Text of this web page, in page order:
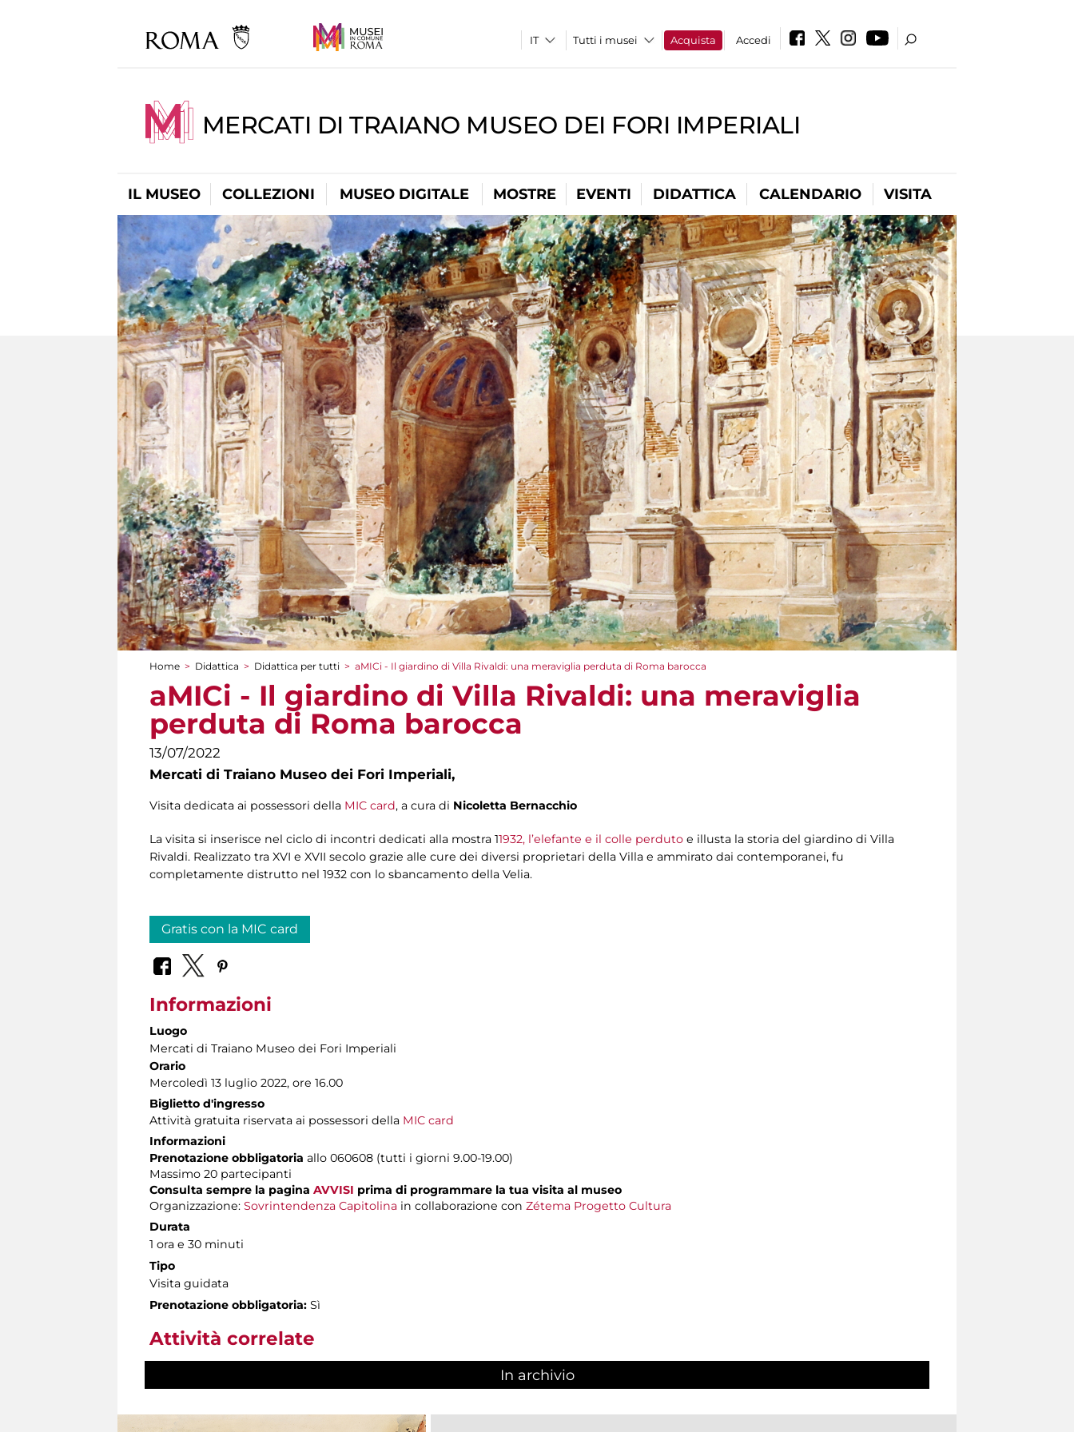
Tutti i musei Acquista Accedi
MERCATI DI TRAIANO MUSEO DEI FORI IMPERIALI
IL MUSEO COLLEZIONI MUSEO DIGITALE MOSTRE EVENTI DIDATTICA CALENDARIO VISITA
Tu sei qui
Home > Didattica > Didattica per tutti > aMICi - Il giardino di Villa Rivaldi: una meraviglia perduta di Roma barocca
aMICi - Il giardino di Villa Rivaldi: una meraviglia
perduta di Roma barocca
13/07/2022
Mercati di Traiano Museo dei Fori Imperiali,
Visita dedicata ai possessori della MIC card, a cura di Nicoletta Bernacchio
La visita si inserisce nel ciclo di incontri dedicati alla mostra 11932, l’elefante e il colle perduto e illusta la storia del giardino di Villa
Rivaldi. Realizzato tra XVI e XVII secolo grazie alle cure dei diversi proprietari della Villa e ammirato dai contemporanei, fu
completamente distrutto nel 1932 con lo sbancamento della Velia.
Gratis con la MIC card
Informazioni
Luogo
Mercati di Traiano Museo dei Fori Imperiali
Orario
Mercoledì 13 luglio 2022, ore 16.00
Biglietto d'ingresso
Attività gratuita riservata ai possessori della MIC card
Informazioni
Prenotazione obbligatoria allo 060608 (tutti i giorni 9.00-19.00)
Massimo 20 partecipanti
Consulta sempre la pagina AVVISI prima di programmare la tua visita al museo
Organizzazione: Sovrintendenza Capitolina in collaborazione con Zétema Progetto Cultura
Durata
1 ora e 30 minuti
Tipo
Visita guidata
Prenotazione obbligatoria: Sì
Attività correlate
In archivio